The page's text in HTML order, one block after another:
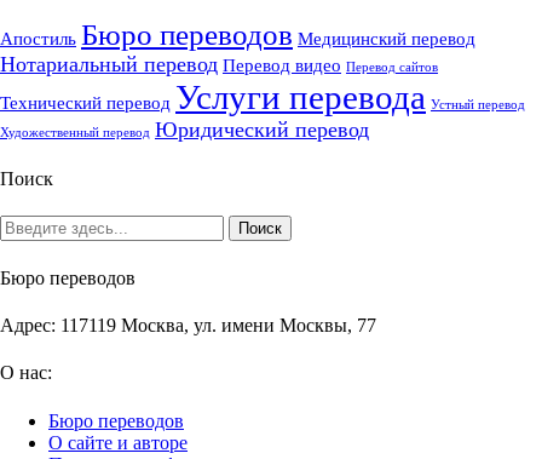
Апостиль Бюро переводов Медицинский перевод
Нотариальный перевод Перевод видео Перевод сайтов
Технический перевод Услуги перевода Устный перевод
Художественный перевод Юридический перевод
Поиск
Бюро переводов
Адрес: 117119 Москва, ул. имени Москвы, 77
О нас:
Бюро переводов
О сайте и авторе